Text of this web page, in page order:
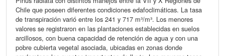
Chile que poseen diferentes condiciones edafoclimáticas. La tasa
de transpiración varió entre los 241 y 717 m³/m³. Los menores
valores se registraron en las plantaciones establecidas en suelos
arcillosos, con buena capacidad de retención de agua y con una
pobre cubierta vegetal asociada, ubicadas en zonas donde